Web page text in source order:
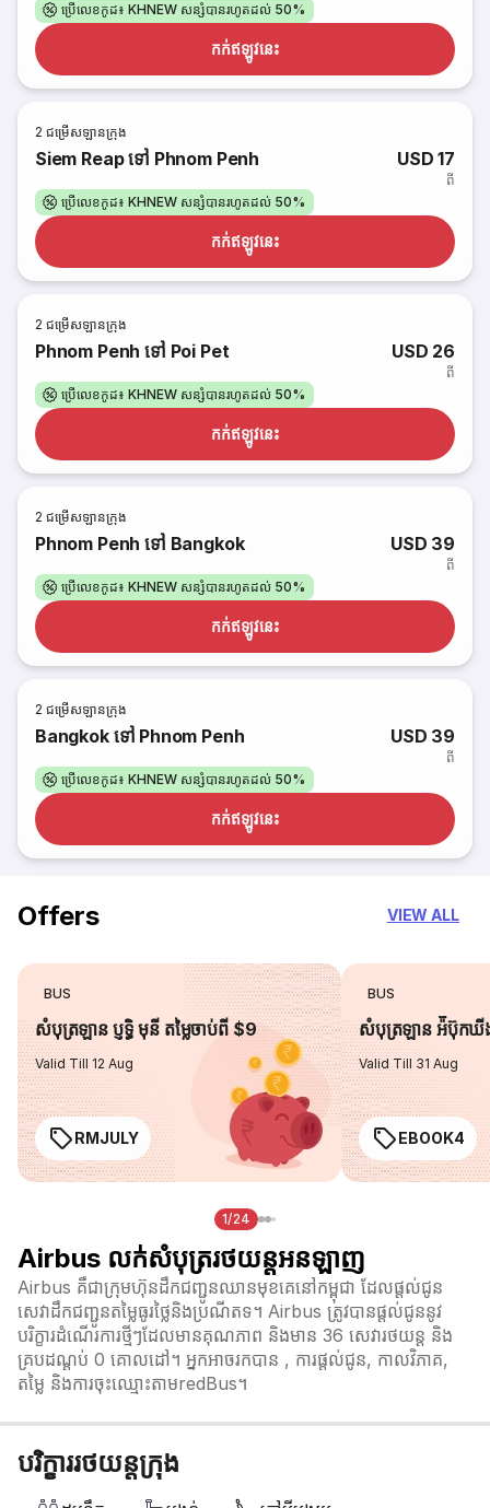
ប្រើលេខកូដ៖ KHNEW សន្សំបានរហូតដល់ 50%
កក់​ឥឡូវនេះ
2 ជម្រើសឡានក្រុង
Siem Reap ទៅ Phnom Penh USD 17
ពី
ប្រើលេខកូដ៖ KHNEW សន្សំបានរហូតដល់ 50%
កក់​ឥឡូវនេះ
2 ជម្រើសឡានក្រុង
Phnom Penh ទៅ Poi Pet USD 26
ពី
ប្រើលេខកូដ៖ KHNEW សន្សំបានរហូតដល់ 50%
កក់​ឥឡូវនេះ
2 ជម្រើសឡានក្រុង
Phnom Penh ទៅ Bangkok USD 39
ពី
ប្រើលេខកូដ៖ KHNEW សន្សំបានរហូតដល់ 50%
កក់​ឥឡូវនេះ
2 ជម្រើសឡានក្រុង
Bangkok ទៅ Phnom Penh USD 39
ពី
ប្រើលេខកូដ៖ KHNEW សន្សំបានរហូតដល់ 50%
កក់​ឥឡូវនេះ
Offers VIEW ALL
BUS
សំបុត្រឡាន ប្ញទ្ធិ មុនី តម្លៃចាប់ពី $9
Valid Till 12 Aug
RMJULY
BUS
សំបុត្រឡាន អ៉ីប៊ុកឃី
Valid Till 31 Aug
EBOOK4
1/24
Airbus លក់សំបុត្ររថយន្តអនឡាញ
Airbus គឺជាក្រុមហ៊ុនដឹកជញ្ជូនឈានមុខគេនៅកម្ពុជា ដែលផ្តល់ជូន
សេវាដឹកជញ្ជូនតម្លៃធូរថ្លៃនិងប្រណីតទ។ Airbus ត្រូវបានផ្តល់ជូននូវ
បរិក្ខារដំណើរការថ្មីៗដែលមានគុណភាព និងមាន 36 សេវារថយន្ត និង
គ្របដណ្តប់ 0 គោលដៅ។ អ្នកអាចរកបាន , ការផ្តល់ជូន, កាលវិភាគ,
តម្លៃ និងការចុះឈ្មោះតាមredBus។
បរិក្ខាររថយន្តក្រុង